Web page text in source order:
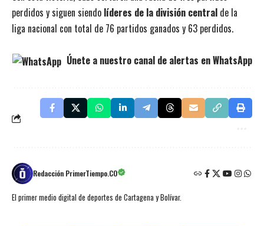
perdidos y siguen siendo líderes de la división central de la
liga nacional con total de 76 partidos ganados y 63 perdidos.
Únete a nuestro canal de alertas en WhatsApp
Redacción PrimerTiempo.CO
El primer medio digital de deportes de Cartagena y Bolívar.